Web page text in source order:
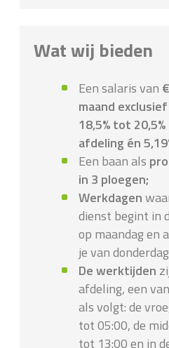
Wat wij bieden
Een salaris van
maand
18,5% tot
afdeling én
Een baan als
in 3 ploegen;
Werkdagen
dienst begint in
op maandag en
je van
De werktijden
afdeling, een
als volgt: de
tot 05:00, de
tot 13:00 en in